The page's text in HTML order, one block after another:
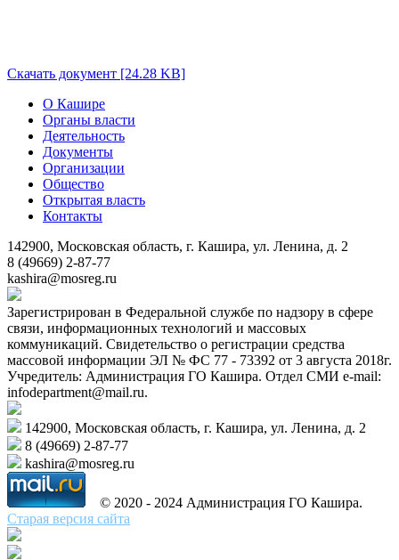
Скачать документ [24.28 KB]
О Кашире
Органы власти
Деятельность
Документы
Организации
Общество
Открытая власть
Контакты
142900, Московская область, г. Кашира, ул. Ленина, д. 2
8 (49669) 2-87-77
kashira@mosreg.ru
Зарегистрирован в Федеральной службе по надзору в сфере
связи, информационных технологий и массовых
коммуникаций. Свидетельство о регистрации средства
массовой информации ЭЛ № ФС 77 - 73392 от 3 августа 2018г.
Учредитель: Администрация ГО Кашира. Отдел СМИ e-mail:
infodepartment@mail.ru.
142900, Московская область, г. Кашира, ул. Ленина, д. 2
8 (49669) 2-87-77
kashira@mosreg.ru
© 2020 - 2024 Администрация ГО Кашира.
Старая версия сайта